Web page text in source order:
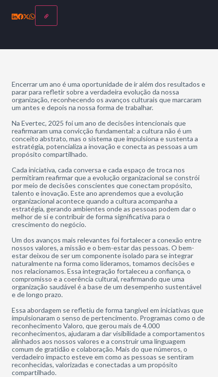
Encerrar um ano é uma oportunidade de ir além dos resultados e
parar para refletir sobre a verdadeira evolução da nossa
organização, reconhecendo os avanços culturais que marcaram
um antes e depois na nossa forma de trabalhar.
Na Evertec, 2025 foi um ano de decisões intencionais que
reafirmaram uma convicção fundamental: a cultura não é um
conceito abstrato, mas o sistema que impulsiona e sustenta a
estratégia, potencializa a inovação e conecta as pessoas a um
propósito compartilhado.
Cada iniciativa, cada conversa e cada espaço de troca nos
permitiram reafirmar que a evolução organizacional se constrói
por meio de decisões conscientes que conectam propósito,
talento e inovação. Este ano aprendemos que a evolução
organizacional acontece quando a cultura acompanha a
estratégia, gerando ambientes onde as pessoas podem dar o
melhor de si e contribuir de forma significativa para o
crescimento do negócio.
Um dos avanços mais relevantes foi fortalecer a conexão entre
nossos valores, a missão e o bem-estar das pessoas. O bem-
estar deixou de ser um componente isolado para se integrar
naturalmente na forma como lideramos, tomamos decisões e
nos relacionamos. Essa integração fortaleceu a confiança, o
compromisso e a coerência cultural, reafirmando que uma
organização saudável é a base de um desempenho sustentável
e de longo prazo.
Essa abordagem se refletiu de forma tangível em iniciativas que
impulsionaram o senso de pertencimento. Programas como o de
reconhecimento Valoro, que gerou mais de 4.000
reconhecimentos, ajudaram a dar visibilidade a comportamentos
alinhados aos nossos valores e a construir uma linguagem
comum de gratidão e colaboração. Mais do que números, o
verdadeiro impacto esteve em como as pessoas se sentiram
reconhecidas, valorizadas e conectadas a um propósito
compartilhado.